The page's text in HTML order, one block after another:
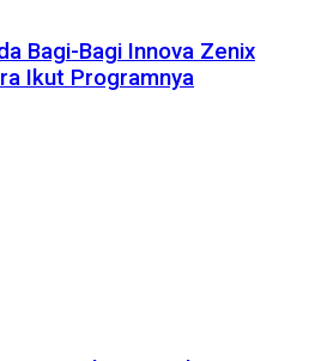
Bagi-Bagi Innova Zenix
Ikut Programnya